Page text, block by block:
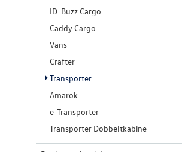
ID. Buzz Cargo
Caddy Cargo
Vans
Crafter
Transporter
Amarok
e-Transporter
Transporter Dobbeltkabine